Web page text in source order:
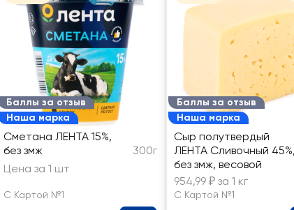
Баллы за отзыв
Наша марка
Сметана ЛЕНТА 15%,
без змж
300г
Цена за 1 шт
С Картой №1
Баллы за отзыв
Наша марка
Сыр полутвердый
ЛЕНТА Сливочный
без змж, весовой
954,99 ₽ за 1 кг
С Картой №1